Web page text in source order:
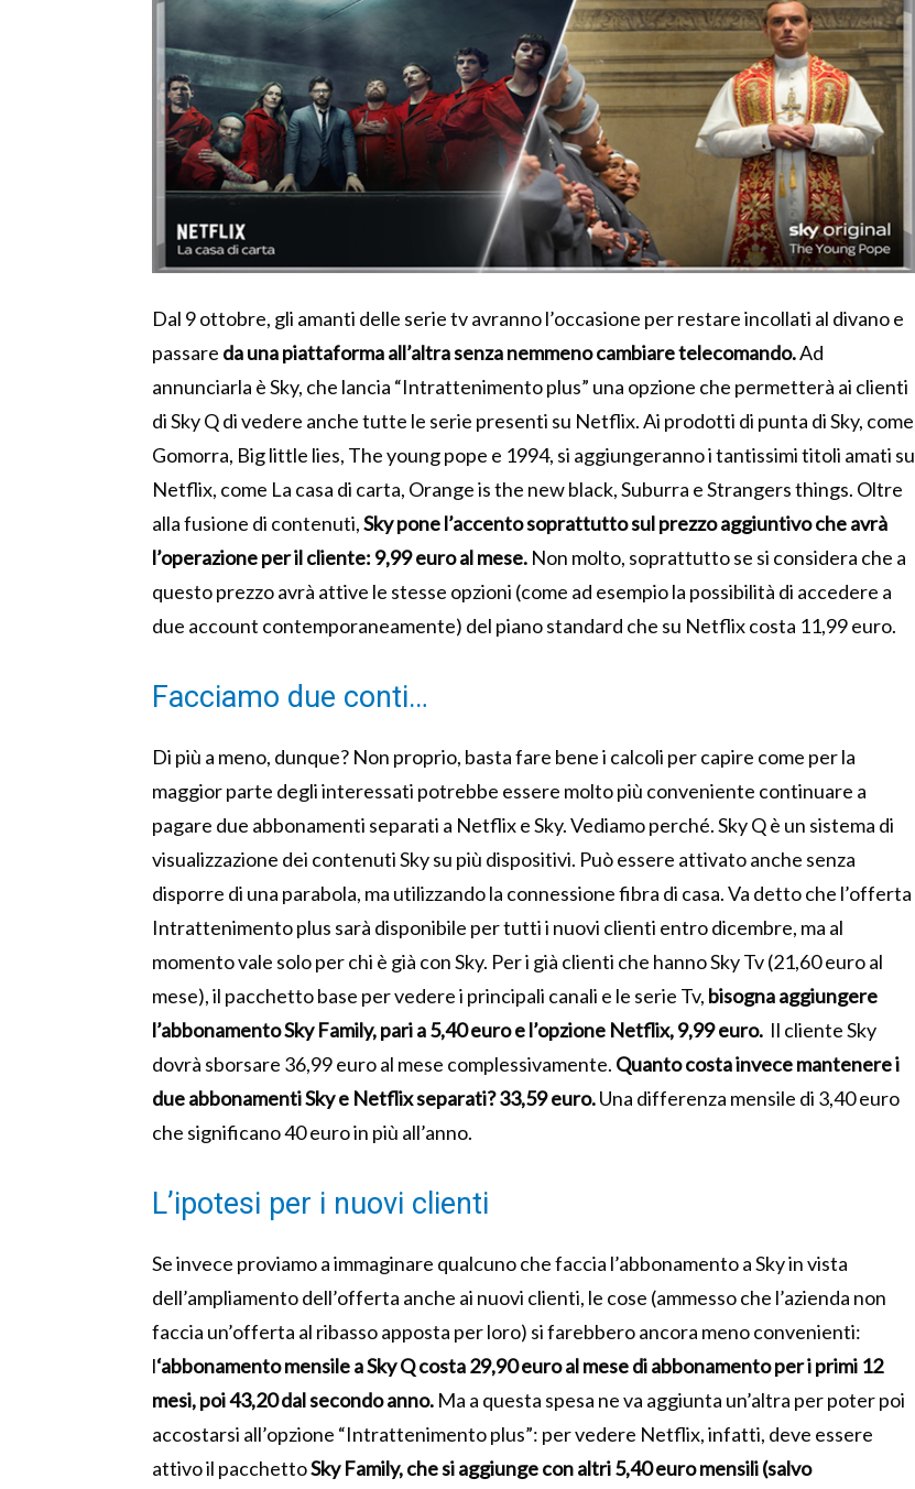
Dal 9 ottobre, gli amanti delle serie tv avranno l’occasione per restare incollati al divano e
passare da una piattaforma all’altra senza nemmeno cambiare telecomando.Ad
annunciarla è Sky, che lancia “Intrattenimento plus” una opzione che permetterà ai clienti
di Sky Q di vedere anche tutte le serie presenti su Netflix. Ai prodotti di punta di Sky, come
Gomorra, Big little lies, The young pope e 1994, si aggiungeranno i tantissimi titoli amati su
Netflix, come La casa di carta, Orange is the new black, Suburra e Strangers things. Oltre
alla fusione di contenuti,Sky pone l’accento soprattutto sul prezzo aggiuntivo che avrà
l’operazione per il cliente: 9,99 euro al mese. Non molto, soprattutto se si considera che a
questo prezzo avrà attive le stesse opzioni (come ad esempio la possibilità di accedere a
due account contemporaneamente) del piano standard che su Netflix costa 11,99 euro.
Facciamo due conti…
Di più a meno, dunque? Non proprio, basta fare bene i calcoli per capire come per la
maggior parte degli interessati potrebbe essere molto più conveniente continuare a
pagare due abbonamenti separati a Netflix e Sky. Vediamo perché. Sky Q è un sistema di
visualizzazione dei contenuti Sky su più dispositivi. Può essere attivato anche senza
disporre di una parabola, ma utilizzando la connessione fibra di casa. Va detto che l’offerta
Intrattenimento plus sarà disponibile per tutti i nuovi clienti entro dicembre, ma al
momento vale solo per chi è già con Sky. Per i già clienti che hanno Sky Tv (21,60 euro al
mese), il pacchetto base per vedere i principali canali e le serie Tv, bisogna aggiungere
l’abbonamento Sky Family, pari a 5,40 euro e l’opzione Netflix, 9,99 euro. Il cliente Sky
dovrà sborsare 36,99 euro al mese complessivamente. Quanto costa invece mantenere i
due abbonamenti Sky e Netflix separati? 33,59 euro.Una differenza mensile di 3,40 euro
che significano 40 euro in più all’anno.
L’ipotesi per i nuovi clienti
Se invece proviamo a immaginare qualcuno che faccia l’abbonamento a Sky in vista
dell’ampliamento dell’offerta anche ai nuovi clienti, le cose (ammesso che l’azienda non
faccia un’offerta al ribasso apposta per loro) si farebbero ancora meno convenienti:
l‘abbonamento mensile a Sky Q costa 29,90 euro al mese di abbonamento per i primi 12
mesi, poi 43,20 dal secondo anno. Ma a questa spesa ne va aggiunta un’altra per poter poi
accostarsi all’opzione “Intrattenimento plus”: per vedere Netflix, infatti, deve essere
attivo il pacchettoSky Family, che si aggiunge con altri 5,40 euro mensili (salvo